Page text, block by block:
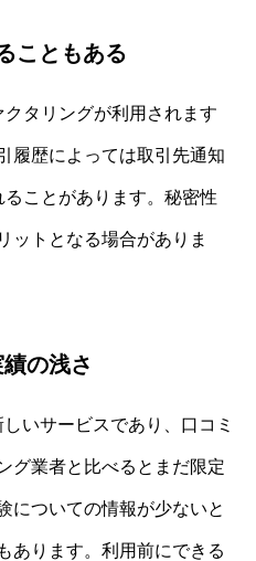
こともある
タリングが利用されます
履歴によっては取引先通知
ことがあります。秘密性
ットとなる場合がありま
の浅さ
いサービスであり、口コミ
グ業者と比べるとまだ限定
についての情報が少ないと
あります。利用前にできる